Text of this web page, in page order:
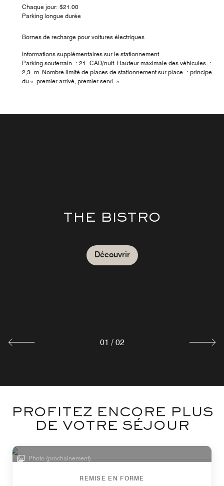
Chaque jour: $21.00
Parking longue durée
Bornes de recharge pour voitures électriques
Informations supplémentaires sur le stationnement
Parking souterrain : 21 CAD/nuit. Hauteur maximale des véhicules :
2,3 m. Nombre limité de places de stationnement sur place : principe
du « premier arrivé, premier servi ».
THE BISTRO
Découvrir
01 / 02
PROFITEZ ENCORE PLUS
DE VOTRE SÉJOUR
Photo (prochainement)
REMISE EN FORME